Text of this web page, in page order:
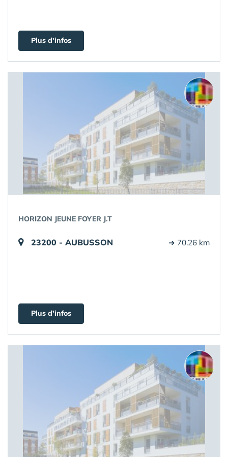
Plus d'infos
HORIZON JEUNE FOYER J.T
23200 - AUBUSSON ➔ 70.26 km
Plus d'infos